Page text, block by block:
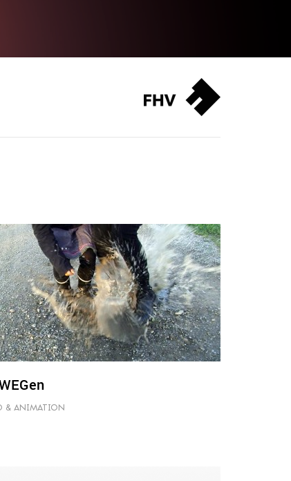
& ANIMATION